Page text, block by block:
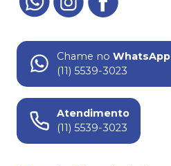
Chame no WhatsApp
(11) 5539-3023
Atendimento
(11) 5539-3023